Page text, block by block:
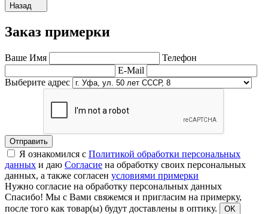
Назад
Заказ примерки
Ваше Имя
Телефон
E-Mail
Выберите адрес
Отправить
Я ознакомился с Политикой обработки персональных
данных и даю Согласие на обработку своих персональных
данных, а также согласен условиями примерки
Нужно согласие на обработку персональных данных
Спасибо! Мы с Вами свяжемся и пригласим на примерку,
после того как товар(ы) будут доставлены в оптику.
OK